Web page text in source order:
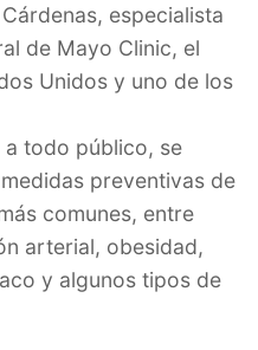
especialista
de Mayo Clinic, el
Unidos y uno de los
todo público, se
preventivas de
comunes, entre
arterial, obesidad,
y algunos tipos de